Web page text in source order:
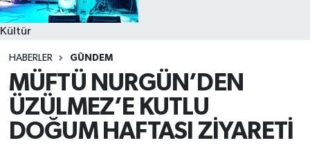
Kültür
HABERLER GÜNDEM
MÜFTÜ NURGÜN’DEN
ÜZÜLMEZ’E KUTLU
DOĞUM HAFTASI ZİYARETİ